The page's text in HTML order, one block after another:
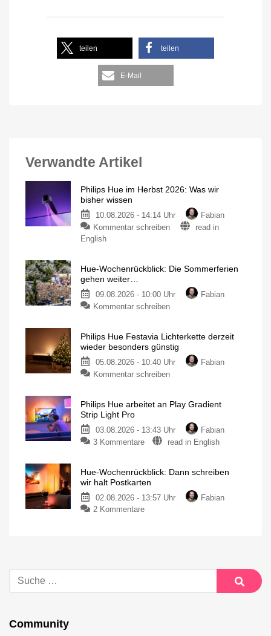
teilen teilen
E-Mail
Verwandte Artikel
Philips Hue im Herbst 2026: Was wir
bisher wissen
10.08.2026 - 14:14 Uhr
Fabian
Kommentar schreiben
read in
English
Hue-Wochenrückblick: Die Sommerferien
gehen weiter…
09.08.2026 - 10:00 Uhr
Fabian
Kommentar schreiben
Philips Hue Festavia Lichterkette derzeit
wieder besonders günstig
05.08.2026 - 10:40 Uhr
Fabian
Kommentar schreiben
Philips Hue arbeitet an Play Gradient
Strip Light Pro
03.08.2026 - 13:43 Uhr
Fabian
3 Kommentare
read in English
Hue-Wochenrückblick: Dann schreiben
wir halt Postkarten
02.08.2026 - 13:57 Uhr
Fabian
2 Kommentare
Community